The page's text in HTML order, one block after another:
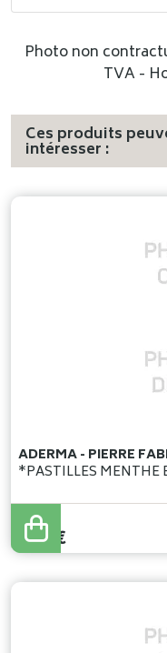
Photo non
TVA -
Ces produits
intéresser :
ADERMA - PIERRE
*PASTILLES MENTHE
5,30 €